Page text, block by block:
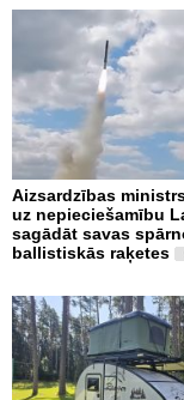
Aizsardzības
uz nepieciešamību
sagādāt savas
ballistiskās raķetes